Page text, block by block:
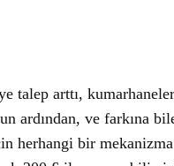
talep arttı,
ardından, ve farkına
herhangi bir